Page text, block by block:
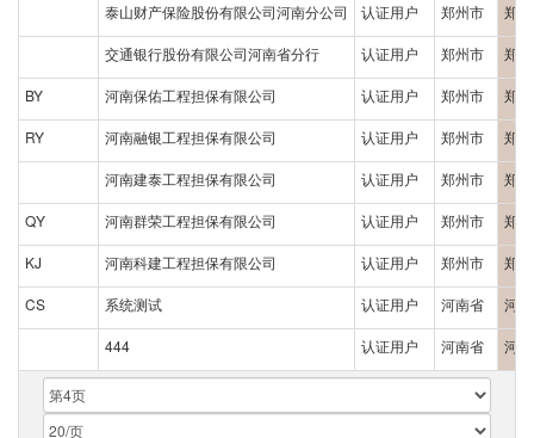
泰山财产保险股份有限公司河南分公司 认证用户 郑州市 郑
交通银行股份有限公司河南省分行 认证用户 郑州市 郑
BY 河南保佑工程担保有限公司 认证用户 郑州市 郑
RY 河南融银工程担保有限公司 认证用户 郑州市 郑
河南建泰工程担保有限公司 认证用户 郑州市 郑
QY 河南群荣工程担保有限公司 认证用户 郑州市 郑
KJ 河南科建工程担保有限公司 认证用户 郑州市 郑
CS 系统测试 认证用户 河南省 河
444 认证用户 河南省 河